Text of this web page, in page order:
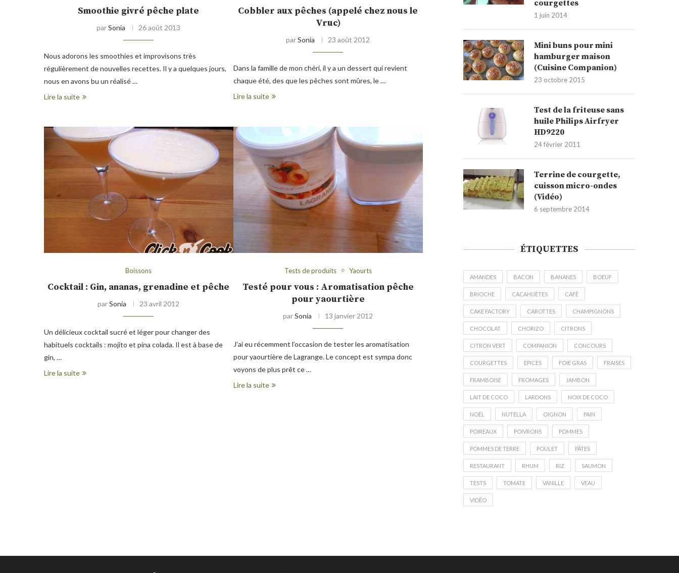
Smoothie givré pêche plate
parSonia 26 août 2013
Nous adorons les smoothies et improvisons très
régulièrement de nouvelles recettes. Il y a quelques jours,
nous en avons bu un réalisé …
Lire la suite
Cobbler aux pêches (appelé chez nous le
Vruc)
parSonia 23 août 2012
Dans la famille de mon chéri, il y a un dessert qui revient
chaque été, des que les pêches sont mûres, le …
Lire la suite
Boissons
Cocktail : Gin, ananas, grenadine et pêche
parSonia 23 avril 2012
Un délicieux cocktail sucré et léger pour changer des
habituels cocktails : mojito et pina colada. Il est à base de
gin, …
Lire la suite
Tests de produits Yaourts
Testé pour vous : Aromatisation pêche
pour yaourtière
parSonia 13 janvier 2012
J’ai eu récemment l’occasion de tester les aromatisation
pour yaourtière de Lagrange. Le concept est sympa donc
voyons de plus prêt ce …
Lire la suite
courgettes
1 juin 2014
Mini buns pour mini
hamburger maison
(Cuisine Companion)
23 octobre 2015
Test de la friteuse sans
huile Philips Airfryer
HD9220
24 février 2011
Terrine de courgette,
cuisson micro-ondes
(Vidéo)
6 septembre 2014
ÉTIQUETTES
AMANDES BACON BANANES BOEUF
BRIOCHE CACAHUÈTES CAFÉ
CAKE FACTORY CAROTTES CHAMPIGNONS
CHOCOLAT CHORIZO CITRONS
CITRON VERT COMPANION CONCOURS
COURGETTES EPICES FOIE GRAS FRAISES
FRAMBOISE FROMAGES JAMBON
LAIT DE COCO LARDONS NOIX DE COCO
NOËL NUTELLA OIGNON PAIN
POIREAUX POIVRONS POMMES
POMMES DE TERRE POULET PÂTES
RESTAURANT RHUM RIZ SAUMON
TESTS TOMATE VANILLE VEAU
VIDÉO